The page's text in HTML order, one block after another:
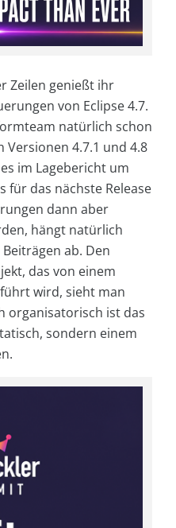
Zeilen genießt ihr
von Eclipse 4.7.
natürlich schon
Versionen 4.7.1 und 4.8
im Lagebericht um
für das nächste Release
dann aber
hängt natürlich
ab. Den
das von einem
wird, sieht man
organisatorisch ist das
sondern einem